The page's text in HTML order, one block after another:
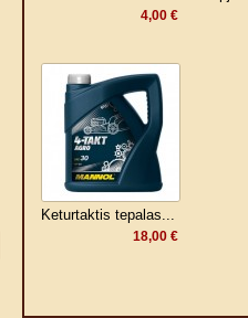
4,00 €
Keturtaktis tepalas...
18,00 €